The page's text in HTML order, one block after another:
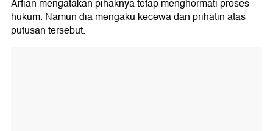
Arfian mengatakan pihaknya tetap menghormati proses
hukum. Namun dia mengaku kecewa dan prihatin atas
putusan tersebut.